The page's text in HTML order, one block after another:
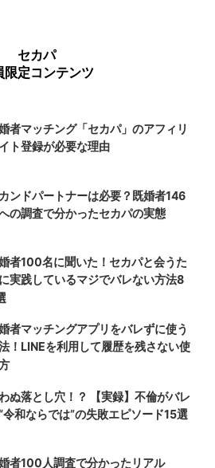
セカパ
限定コンテンツ
者マッチング「セカパ」のアフィリ
ト登録が必要な理由
ンドパートナーは必要？既婚者146
の調査で分かったセカパの実態
者100名に聞いた！セカパと会うた
実践しているマジでバレない方法8
者マッチングアプリをバレずに使う
！LINEを利用して履歴を残さない使
ぬ落とし穴！？ 【実録】不倫がバレ
令和ならでは”の失敗エピソード15選
者100人調査で分かったリアル